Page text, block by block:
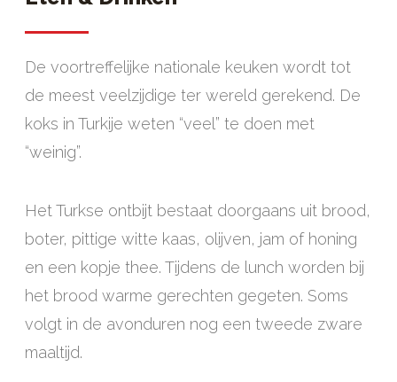
De voortreffelijke nationale keuken wordt tot
de meest veelzijdige ter wereld gerekend. De
koks in Turkije weten “veel” te doen met
“weinig”.
Het Turkse ontbijt bestaat doorgaans uit brood,
boter, pittige witte kaas, olijven, jam of honing
en een kopje thee. Tijdens de lunch worden bij
het brood warme gerechten gegeten. Soms
volgt in de avonduren nog een tweede zware
maaltijd.